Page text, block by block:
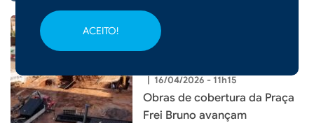
ACEITO!
| 16/04/2026 - 11h15
Obras de cobertura da Praça
Frei Bruno avançam